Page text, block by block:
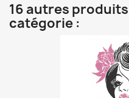
16 autres
catégorie :